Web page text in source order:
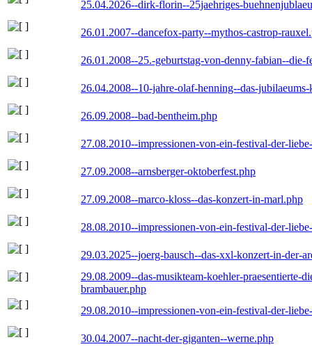
25.04.2026--dirk-florin--25jaehriges-
26.01.2007--dancefox-party--mythos-castrop-
26.01.2008--25.-geburtstag-von-denny-fabian--die-
26.04.2008--10-jahre-olaf-henning--das-
26.09.2008--bad-bentheim.php
27.08.2010--impressionen-von-ein-festival-der-
27.09.2008--arnsberger-oktoberfest.php
27.09.2008--marco-kloss--das-konzert-in-marl.php
28.08.2010--impressionen-von-ein-festival-der-
29.03.2025--joerg-bausch--das-xxl-konzert-in-der-
29.08.2009--das-musikteam-koehler-praesentierte-
brambauer.php
29.08.2010--impressionen-von-ein-festival-der-
30.04.2007--nacht-der-giganten--werne.php